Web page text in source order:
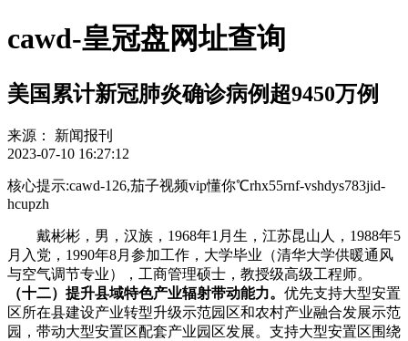
cawd-皇冠盘网址查询
美国累计新冠肺炎确诊病例超9450万例
来源：
新闻报刊
2023-07-10 16:27:12
核心提示:cawd-126,茄子视频vip懂你℃rhx55rnf-vshdys783jid-
hcupzh
戴彬彬，男，汉族，1968年1月生，江苏昆山人，1988年5
月入党，1990年8月参加工作，大学毕业（清华大学供暖通风
与空气调节专业），工商管理硕士，教授级高级工程师。
（十二）提升县域特色产业辐射带动能力。 优先支持大型安置
区所在县建设产业转型升级示范园区和农村产业融合发展示范
园，带动大型安置区配套产业园区发展。支持大型安置区围绕